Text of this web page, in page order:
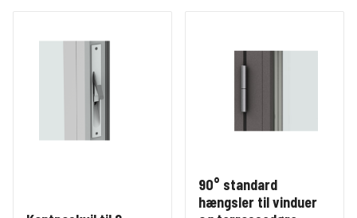
90° standard
hængsler til vinduer